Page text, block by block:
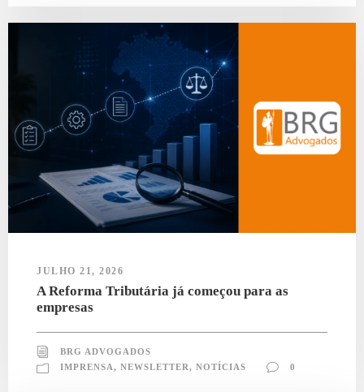
JULHO 21, 2026
A Reforma Tributária já começou para as
empresas
BRG ADVOGADOS
IMPRENSA, NEWSLETTER, NOTÍCIAS 0